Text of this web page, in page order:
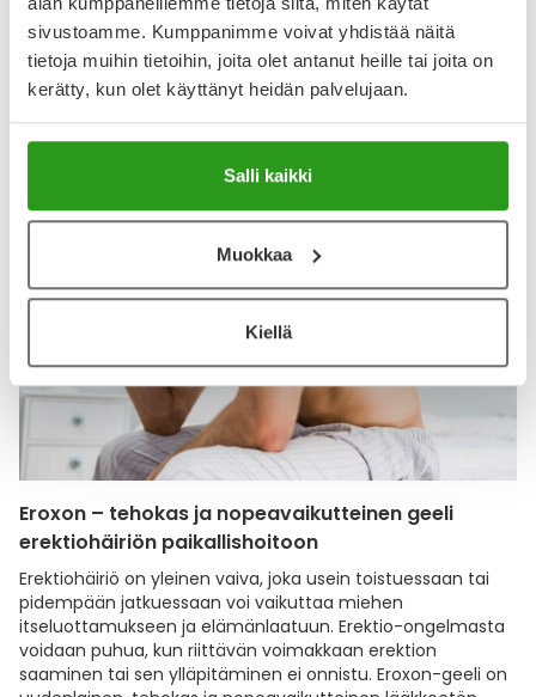
sivustoamme. Kumppanimme voivat yhdistää näitä
tietoja muihin tietoihin, joita olet antanut heille tai joita on
kerätty, kun olet käyttänyt heidän palvelujaan.
Salli kaikki
Muokkaa
Kiellä
seksivälineet voivat parantaa
seksuaaliterveyttäsi.
19.2.2025
Terveys Hyvinvointi Intiimi
Itsehoito
Eroxon – tehokas ja nopeavaikutteinen geeli
erektiohäiriön paikallishoitoon
Erektiohäiriö on yleinen vaiva, joka usein toistuessaan tai
pidempään jatkuessaan voi vaikuttaa miehen
itseluottamukseen ja elämänlaatuun. Erektio-ongelmasta
voidaan puhua, kun riittävän voimakkaan erektion
saaminen tai sen ylläpitäminen ei onnistu. Eroxon-geeli on